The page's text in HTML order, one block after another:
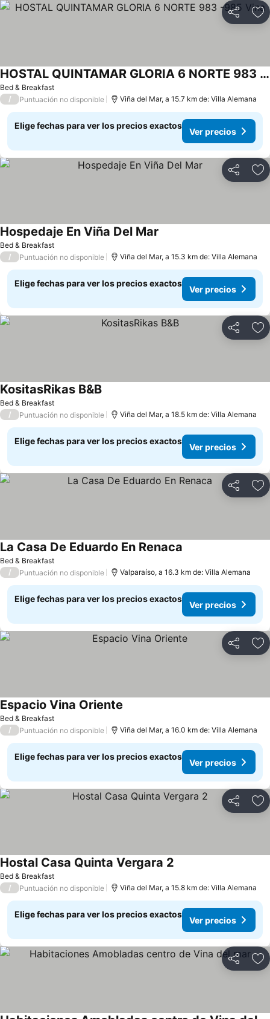
Compartir
Bed & Breakfast
HOSTAL QUINTAMAR GLORIA 6 NORTE 983 -985 Vina
/ Puntuación no disponible Viña del Mar, a 15.7 km de: Villa Alemana
Elige fechas para ver los precios exactos
Ver precios
Compartir
Bed & Breakfast
Hospedaje En Viña Del Mar
/ Puntuación no disponible Viña del Mar, a 15.3 km de: Villa Alemana
Elige fechas para ver los precios exactos
Ver precios
Compartir
Bed & Breakfast
KositasRikas B&B
/ Puntuación no disponible Viña del Mar, a 18.5 km de: Villa Alemana
Elige fechas para ver los precios exactos
Ver precios
Compartir
Bed & Breakfast
La Casa De Eduardo En Renaca
/ Puntuación no disponible Valparaíso, a 16.3 km de: Villa Alemana
Elige fechas para ver los precios exactos
Ver precios
Compartir
Bed & Breakfast
Espacio Vina Oriente
/ Puntuación no disponible Viña del Mar, a 16.0 km de: Villa Alemana
Elige fechas para ver los precios exactos
Ver precios
Compartir
Bed & Breakfast
Hostal Casa Quinta Vergara 2
/ Puntuación no disponible Viña del Mar, a 15.8 km de: Villa Alemana
Elige fechas para ver los precios exactos
Ver precios
Compartir